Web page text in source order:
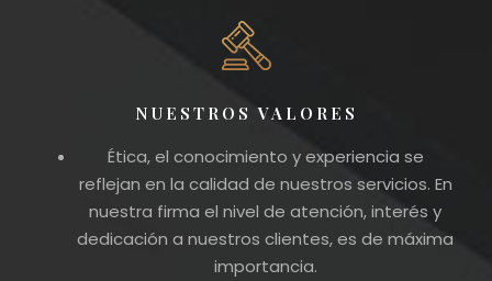
NUESTROS VALORES
Ética, el conocimiento y experiencia se
reflejan en la calidad de nuestros servicios. En
nuestra firma el nivel de atención, interés y
dedicación a nuestros clientes, es de máxima
importancia.